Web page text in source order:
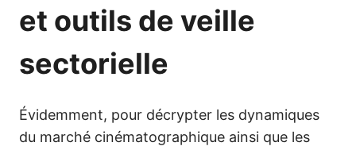
et outils de veille
sectorielle
Évidemment, pour décrypter les dynamiques
du marché cinématographique ainsi que les